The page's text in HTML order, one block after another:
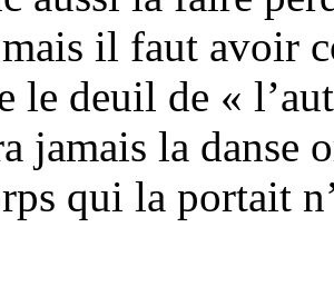
il faut avoir
le deuil de «
jamais la danse
qui la portait